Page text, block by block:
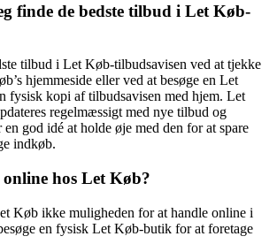
finde de bedste tilbud i Let Køb-
tilbud i Let Køb-tilbudsavisen ved at tjekke
hjemmeside eller ved at besøge en Let
fysisk kopi af tilbudsavisen med hjem. Let
regelmæssigt med nye tilbud og
en god idé at holde øje med den for at spare
indkøb.
hos Let Køb?
Køb ikke muligheden for at handle online i
en fysisk Let Køb-butik for at foretage